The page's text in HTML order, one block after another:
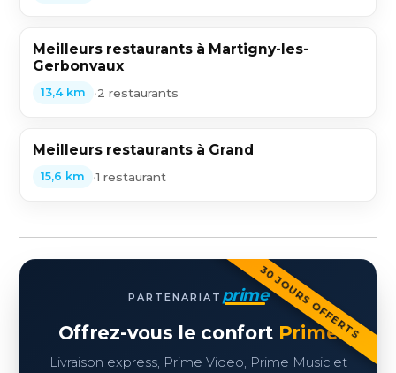
Meilleurs restaurants à Martigny-les-
Gerbonvaux
13,4 km •2 restaurants
Meilleurs restaurants à Grand
15,6 km •1 restaurant
30 JOURS OFFERTS
PARTENARIAT prime
Offrez-vous le confort Prime
Livraison express, Prime Video, Prime Music et